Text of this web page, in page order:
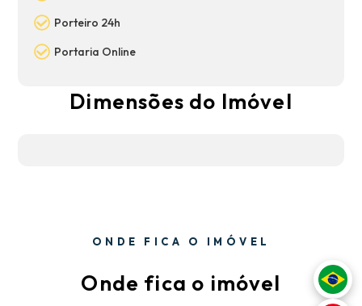
Porteiro 24h
Portaria Online
Dimensões do Imóvel
ONDE FICA O IMÓVEL
Onde fica o imóvel